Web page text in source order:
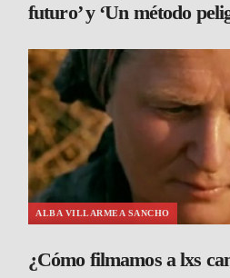
futuro’ y ‘Un método
ALBA VILLARMEA SANCHO
¿Cómo filmamos a lxs